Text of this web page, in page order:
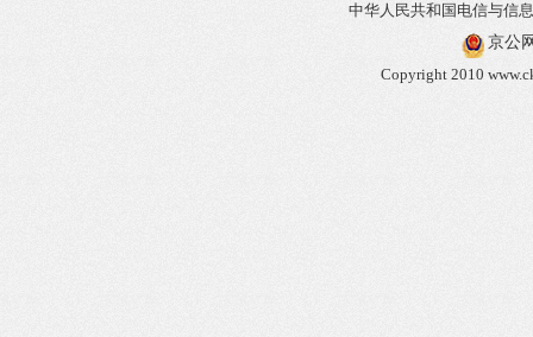
中华人民共和国电信与信
京公
Copyright 2010